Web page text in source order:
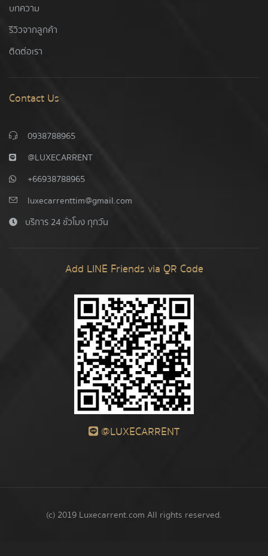
บทความ
รีวิวจากลูกค้า
ติดต่อเรา
Contact Us
0938788965
@LUXECARRENT
+66938788965
luxecarrenttim@gmail.com
บริการ 24 ชั่วโมง ทุกวัน
Add LINE Friends via QR Code
@LUXECARRENT
(c) 2019 Luxecarrent.com All rights reserved.